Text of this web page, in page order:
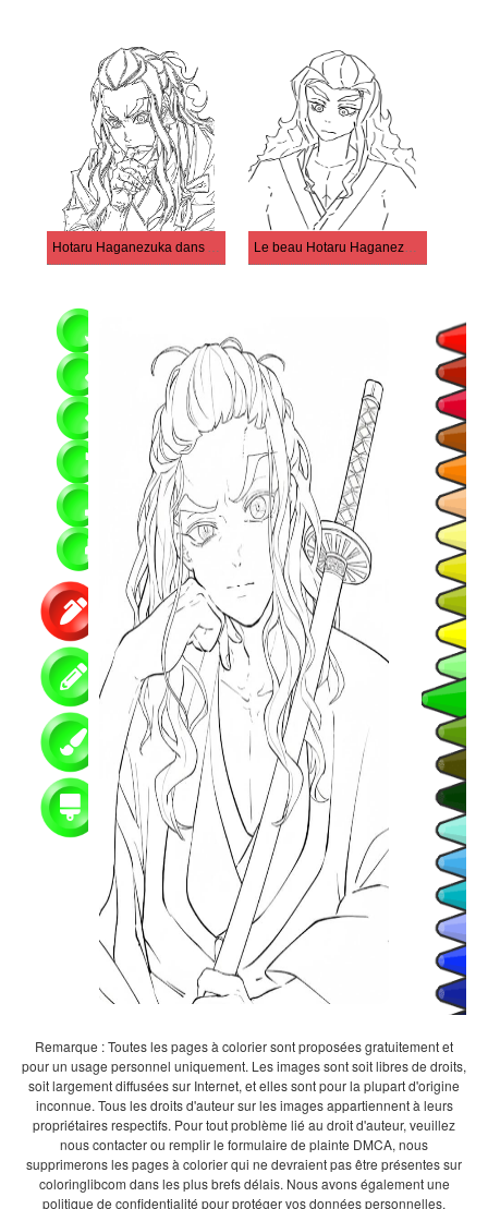
Hotaru Haganezuka dans Anime Demon Slayer Le beau Hotaru Haganezuka
Remarque : Toutes les pages à colorier sont proposées gratuitement et
pour un usage personnel uniquement. Les images sont soit libres de droits,
soit largement diffusées sur Internet, et elles sont pour la plupart d'origine
inconnue. Tous les droits d'auteur sur les images appartiennent à leurs
propriétaires respectifs. Pour tout problème lié au droit d'auteur, veuillez
nous contacter ou remplir le formulaire de plainte DMCA, nous
supprimerons les pages à colorier qui ne devraient pas être présentes sur
coloringlibcom dans les plus brefs délais. Nous avons également une
politique de confidentialité pour protéger vos données personnelles.